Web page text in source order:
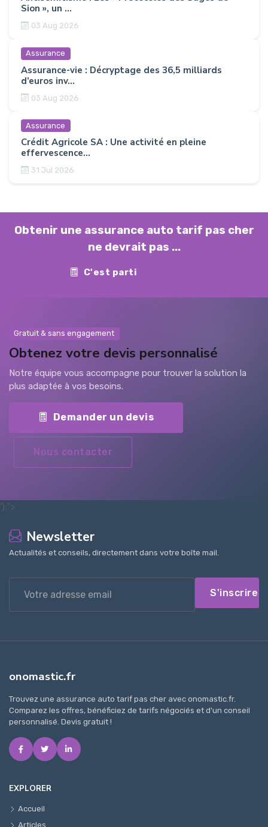
Sion », un ...
03 Aug 2026
Assurance
Assurance-vie : Décryptage des 36,5 milliards
d’euros inv...
03 Aug 2026
Assurance
Crédit Agricole SA : Une activité en pleine
effervescence...
31 Jul 2026
Obtenir une assurance auto tarif pas cher
ne devrait pas ...
C'est parti
Gratuit & sans engagement
Obtenez votre devis personnalisé
Notre équipe vous accompagne pour trouver la solution la
plus adaptée à vos besoins.
Demander un devis
Nous contacter
');">
Newsletter
Actualités et conseils, directement dans votre boîte mail.
S'inscrire
onomastic.fr
Trouvez une assurance auto tarif pas cher avec onomastic.fr.
Comparez les offres, bénéficiez de tarifs négociés et d'un conseil
personnalisé. Devis gratuit !
EXPLORER
Accueil
Articles